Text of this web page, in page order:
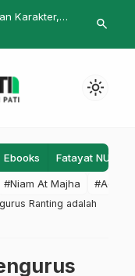
Jateng
Doakan
search
light_mode
Ebooks Fatayat NU
#Niam At Majha #Admin
Ranting adalah